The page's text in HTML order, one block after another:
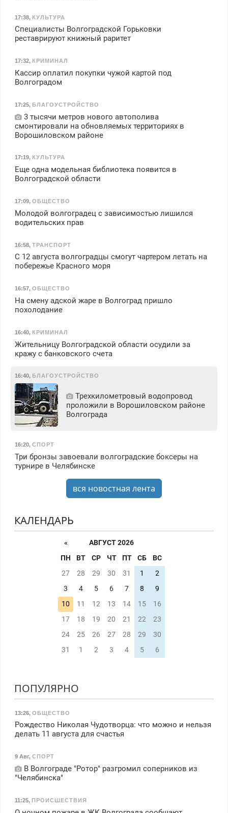
17:38, КУЛЬТУРА
Специалисты Волгоградской Горьковки
реставрируют книжный раритет
17:32, КРИМИНАЛ
Кассир оплатил покупки чужой картой под
Волгоградом
17:25, БЛАГОУСТРОЙСТВО
3 тысячи метров нового автополива
смонтировали на обновляемых территориях в
Ворошиловском районе
17:19, КУЛЬТУРА
Еще одна модельная библиотека появится в
Волгоградской области
17:09, ОБЩЕСТВО
Молодой волгоградец с зависимостью лишился
водительских прав
16:58, ТРАНСПОРТ
С 12 августа волгоградцы смогут чартером летать на
побережье Красного моря
16:57, ОБЩЕСТВО
На смену адской жаре в Волгоград пришло
похолодание
16:40, КРИМИНАЛ
Жительницу Волгоградской области осудили за
кражу с банковского счета
16:40, БЛАГОУСТРОЙСТВО
Трехкилометровый водопровод
проложили в Ворошиловском районе
Волгограда
16:20, СПОРТ
Три бронзы завоевали волгоградские боксеры на
турнире в Челябинске
вся новостная лента
КАЛЕНДАРЬ
«
АВГУСТ 2026
ПН
ВТ СР ЧТ ПТ СБ
ВС
27
28 29 30 31 1
2
3
4 5 6 7 8
9
10
11 12 13 14 15
16
17
18 19 20 21 22
23
24
25 26 27 28 29
30
31
1 2 3 4 5 6
ПОПУЛЯРНО
13:26, ОБЩЕСТВО
Рождество Николая Чудотворца: что можно и нельзя
делать 11 августа для счастья
9 Авг, СПОРТ
В Волгограде "Ротор" разгромил соперников из
"Челябинска"
11:25, ПРОИСШЕСТВИЯ